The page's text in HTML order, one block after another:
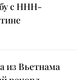
с ННН-
из Вьетнама